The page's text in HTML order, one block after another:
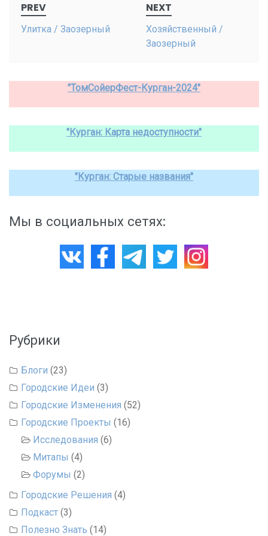
navigation
PREV
Улитка / Заозерный
NEXT
Хозяйственный /
Заозерный
"ТомСойерФест-Курган-2024"
"Курган: Карта недоступности"
"Курган: Старые названия"
Мы в социальных сетях:
Рубрики
Блоги (23)
Городские Идеи (3)
Городские Изменения (52)
Городские Проекты (16)
Исследования (6)
Митапы (4)
Форумы (2)
Городские Решения (4)
Подкаст (3)
Полезно Знать (14)